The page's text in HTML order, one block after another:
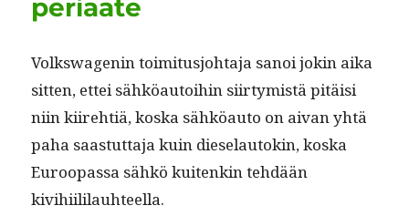
periaate
Volk­swa­genin toim­i­tusjo­hta­ja sanoi jokin aika
sit­ten, ettei sähköau­toi­hin siir­tymistä pitäisi
niin kiire­htiä, kos­ka sähköau­to on aivan yhtä
paha saas­tut­ta­ja kuin diese­lau­tokin, kos­ka
Euroopas­sa sähkö kuitenkin tehdään
kivihiililauhteella.